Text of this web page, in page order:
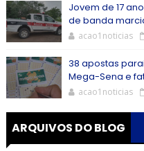
Jovem de 17
de banda
acao1noticias
38 apostas
Mega-Sena e
acao1noticias
ARQUIVOS DO BLOG